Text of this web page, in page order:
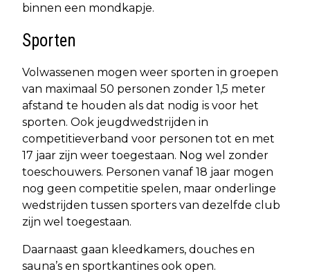
binnen een mondkapje.
Sporten
Volwassenen mogen weer sporten in groepen
van maximaal 50 personen zonder 1,5 meter
afstand te houden als dat nodig is voor het
sporten. Ook jeugdwedstrijden in
competitieverband voor personen tot en met
17 jaar zijn weer toegestaan. Nog wel zonder
toeschouwers. Personen vanaf 18 jaar mogen
nog geen competitie spelen, maar onderlinge
wedstrijden tussen sporters van dezelfde club
zijn wel toegestaan.
Daarnaast gaan kleedkamers, douches en
sauna’s en sportkantines ook open.